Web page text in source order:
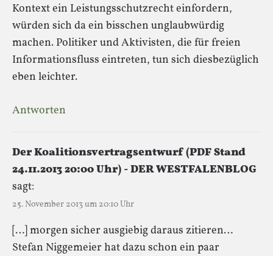
Kontext ein Leistungsschutzrecht einfordern,
würden sich da ein bisschen unglaubwürdig
machen. Politiker und Aktivisten, die für freien
Informationsfluss eintreten, tun sich diesbezüglich
eben leichter.
Antworten
Der Koalitionsvertragsentwurf (PDF Stand
24.11.2013 20:00 Uhr) - DER WESTFALENBLOG
sagt:
25. November 2013 um 20:10 Uhr
[…] morgen sicher ausgiebig daraus zitieren…
Stefan Niggemeier hat dazu schon ein paar